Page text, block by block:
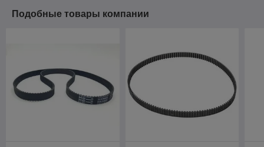
Подобные товары компании